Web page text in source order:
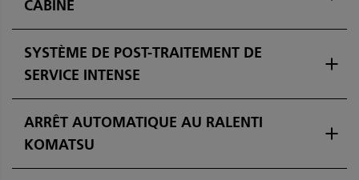
CABINE
SYSTÈME DE POST-TRAITEMENT DE
SERVICE INTENSE
ARRÊT AUTOMATIQUE AU RALENTI
KOMATSU